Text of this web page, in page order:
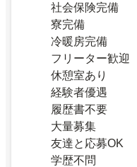
社会保険完備
寮完備
冷暖房完備
フリーター歓迎
休憩室あり
経験者優遇
履歴書不要
大量募集
友達と応募OK
学歴不問